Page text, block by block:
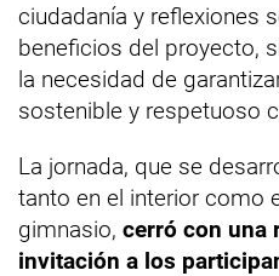
ciudadanía y reflexiones
beneficios del proyecto,
la necesidad de
sostenible y respetuoso
La jornada, que se
tanto en el interior como
gimnasio, cerró con una
invitación a los